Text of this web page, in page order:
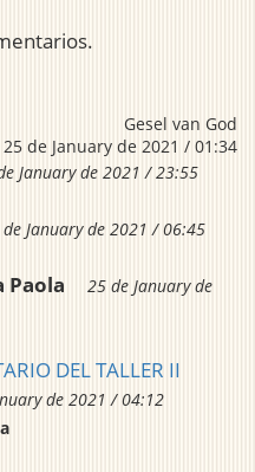
Gesel van God
25 de January de 2021 / 01:34
January de 2021 / 23:55
January de 2021 / 06:45
Paola
25 de January de
DEL TALLER II
de 2021 / 04:12